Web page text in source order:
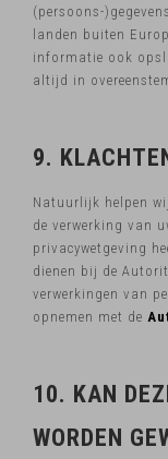
(persoons-
landen buiten
informatie ook
altijd in
9.
Natuurlijk helpen
de verwerking van
privacywetgeving
dienen bij de
verwerkingen van
opnemen met de
10. KAN
WORDEN